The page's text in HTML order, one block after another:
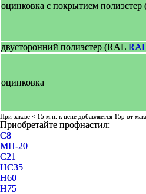
оцинковка с покрытием полиэстер
двусторонний полиэстер (RAL
оцинковка
При заказе < 15 м.п. к цене добавляется 15р от
Приобретайте профнастил:
C8
МП-20
С21
НС35
Н60
Н75